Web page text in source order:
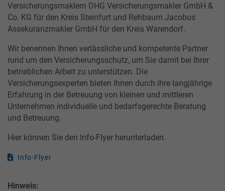
Versicherungsmaklern DHG Versicherungsmakler GmbH &
Co. KG für den Kreis Steinfurt und Rehbaum Jacobus
Assekuranzmakler GmbH für den Kreis Warendorf.
Wir benennen Ihnen verlässliche und kompetente Partner
rund um den Versicherungsschutz, um Sie damit bei Ihrer
betrieblichen Arbeit zu unterstützen. Die
Versicherungsexperten bieten Ihnen durch ihre langjährige
Erfahrung in der Betreuung von kleinen und mittleren
Unternehmen individuelle und bedarfsgerechte Beratung
und Betreuung.
Hier können Sie den Info-Flyer herunterladen.
Info-Flyer
Hinweis: